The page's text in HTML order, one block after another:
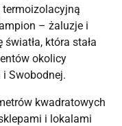
– żaluzje i
która stała
okolicy
Swobodnej.
kwadratowych
i lokalami